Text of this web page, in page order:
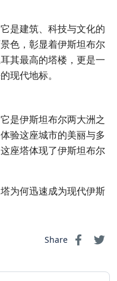
是建筑、科技与文化的
色，彰显着伊斯坦布尔
其最高的塔楼，更是一
现代地标。
是伊斯坦布尔两大洲之
验这座城市的美丽与多
座塔体现了伊斯坦布尔
为何迅速成为现代伊斯
Share